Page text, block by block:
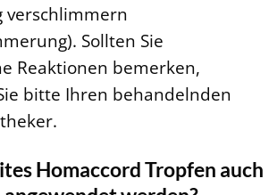
verschlimmern
Sollten Sie
Reaktionen bemerken,
bitte Ihren behandelnden
Homaccord Tropfen auch